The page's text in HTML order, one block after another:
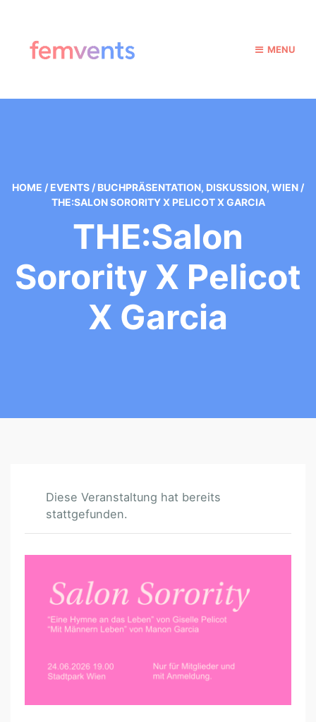
MENU
HOME / EVENTS / BUCHPRÄSENTATION, DISKUSSION, WIEN /
THE:SALON SORORITY X PELICOT X GARCIA
THE:Salon
Sorority X Pelicot
X Garcia
Diese Veranstaltung hat bereits
stattgefunden.